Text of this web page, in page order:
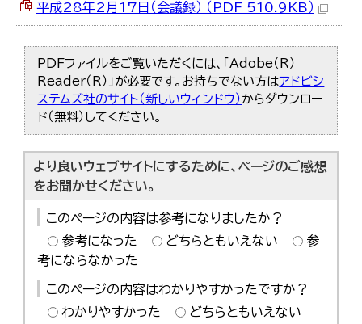
平成28年2月17日（会議録） （PDF 510.9KB）
PDFファイルをご覧いただくには、「Adobe（R）
Reader（R）」が必要です。お持ちでない方はアドビシ
ステムズ社のサイト（新しいウィンドウ） からダウンロー
ド（無料）してください。
より良いウェブサイトにするために、ページのご感想
をお聞かせください。
このページの内容は参考になりましたか？
参考になった
どちらともいえない
参
考にならなかった
このページの内容はわかりやすかったですか？
わかりやすかった
どちらともいえない